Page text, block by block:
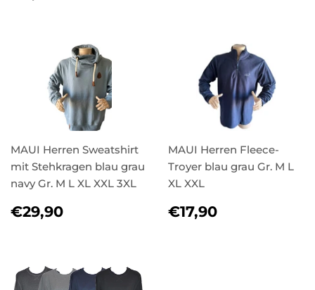
PREIS
MAUI Herren Sweatshirt
mit Stehkragen blau grau
navy Gr. M L XL XXL 3XL
NORMALER
PREIS
€29,90
MAUI Herren Fleece-
Troyer blau grau Gr. M L
XL XXL
NORMALER
PREIS
€17,90